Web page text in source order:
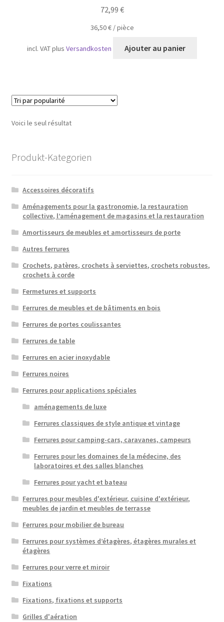
72,99 €
36,50€/pièce
incl. VATplusVersandkosten Ajouter au panier
Voici le seul résultat
Produkt-Kategorien
Accessoires décoratifs
Aménagements pour la gastronomie, la restauration
collective, l’aménagement de magasins et la restauration
Amortisseurs de meubles et amortisseurs de porte
Autres ferrures
Crochets, patères, crochets à serviettes, crochets robustes,
crochets à corde
Fermetures et supports
Ferrures de meubles et de bâtiments en bois
Ferrures de portes coulissantes
Ferrures de table
Ferrures en acier inoxydable
Ferrures noires
Ferrures pour applications spéciales
aménagements de luxe
Ferrures classiques de style antique et vintage
Ferrures pour camping-cars, caravanes, campeurs
Ferrures pour les domaines de la médecine, des
laboratoires et des salles blanches
Ferrures pour yacht et bateau
Ferrures pour meubles d'extérieur, cuisine d'extérieur,
meubles de jardin et meubles de terrasse
Ferrures pour mobilier de bureau
Ferrures pour systèmes d’étagères, étagères murales et
étagères
Ferrures pour verre et miroir
Fixations
Fixations, fixations et supports
Grilles d'aération